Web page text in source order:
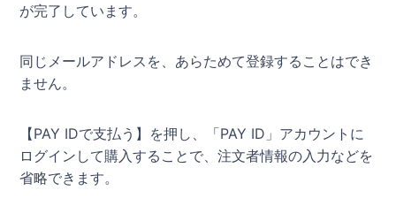
が完了しています。
同じメールアドレスを、あらためて登録することはでき
ません。
【PAY IDで支払う】を押し、「PAY ID」アカウントに
ログインして購入することで、注文者情報の入力などを
省略できます。